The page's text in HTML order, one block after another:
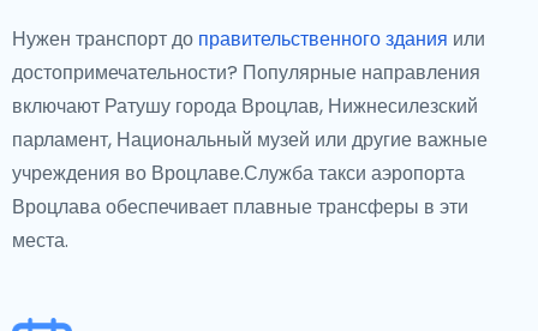
Нужен транспорт до правительственного здания или
достопримечательности? Популярные направления
включают Ратушу города Вроцлав, Нижнесилезский
парламент, Национальный музей или другие важные
учреждения во Вроцлаве.Служба такси аэропорта
Вроцлава обеспечивает плавные трансферы в эти
места.